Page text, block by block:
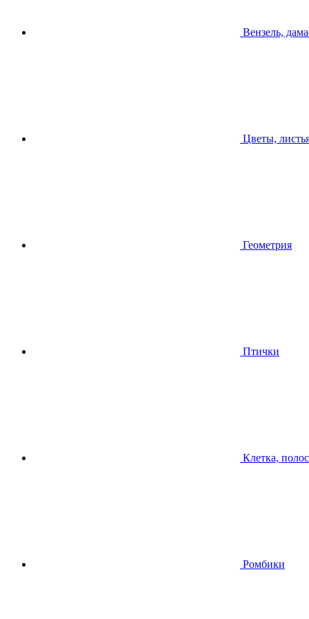
Вензель,
Цветы,
Геометрия
Птички
Клетка,
Ромбики